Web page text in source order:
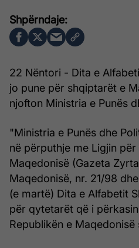
22 Nëntori - Dita e
jo pune për shqiptarët e
njofton Ministria e Punës
"Ministria e Punës dhe
në përputhje me Ligjin
Maqedonisë (Gazeta
Maqedonisë, nr. 21/98
(e martë) Dita e Alfabetit
për qytetarët që i
Republikën e Maqedonisë